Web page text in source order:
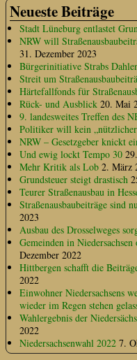
Neueste Beiträge
Stadt Lüneburg entlastet
NRW will
31. Dezember 2023
Bürgerinitiative Strabs
Streit um
Härtefallfonds für
Rück- und Ausblick 20. Mai
9. landesweites Treffen des
Politiker will kein
NRW – Gesetzgeber knickt
Und ewig lockt Tempo 30
Mehr Kritik als Lob 2. März
Grundsteuer steigt drastisch
Teurer Straßenausbau in
Straßenausbaubeiträge sind
2023
Ausbau des Drosselweges
Gemeinden in
Dezember 2022
Hittbergen schafft die
2022
Einwohner Niedersachsens
wieder im Regen stehen
Wahlergebnis der
2022
Niedersachsenwahl 2022 7.